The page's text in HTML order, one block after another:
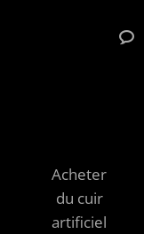
Acheter
du cuir
artificiel